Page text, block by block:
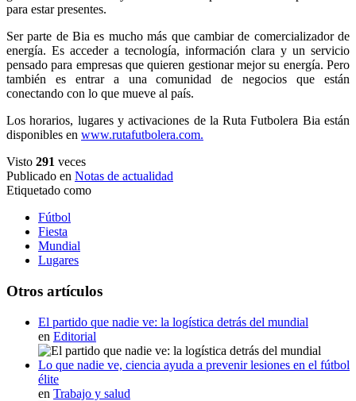
para estar presentes.
Ser parte de Bia es mucho más que cambiar de comercializador de
energía. Es acceder a tecnología, información clara y un servicio
pensado para empresas que quieren gestionar mejor su energía. Pero
también es entrar a una comunidad de negocios que están
conectando con lo que mueve al país.
Los horarios, lugares y activaciones de la Ruta Futbolera Bia están
disponibles en www.rutafutbolera.com.
Visto 291 veces
Publicado en Notas de actualidad
Etiquetado como
Fútbol
Fiesta
Mundial
Lugares
Otros artículos
El partido que nadie ve: la logística detrás del mundial
en Editorial
Lo que nadie ve, ciencia ayuda a prevenir lesiones en el fútbol
élite
en Trabajo y salud